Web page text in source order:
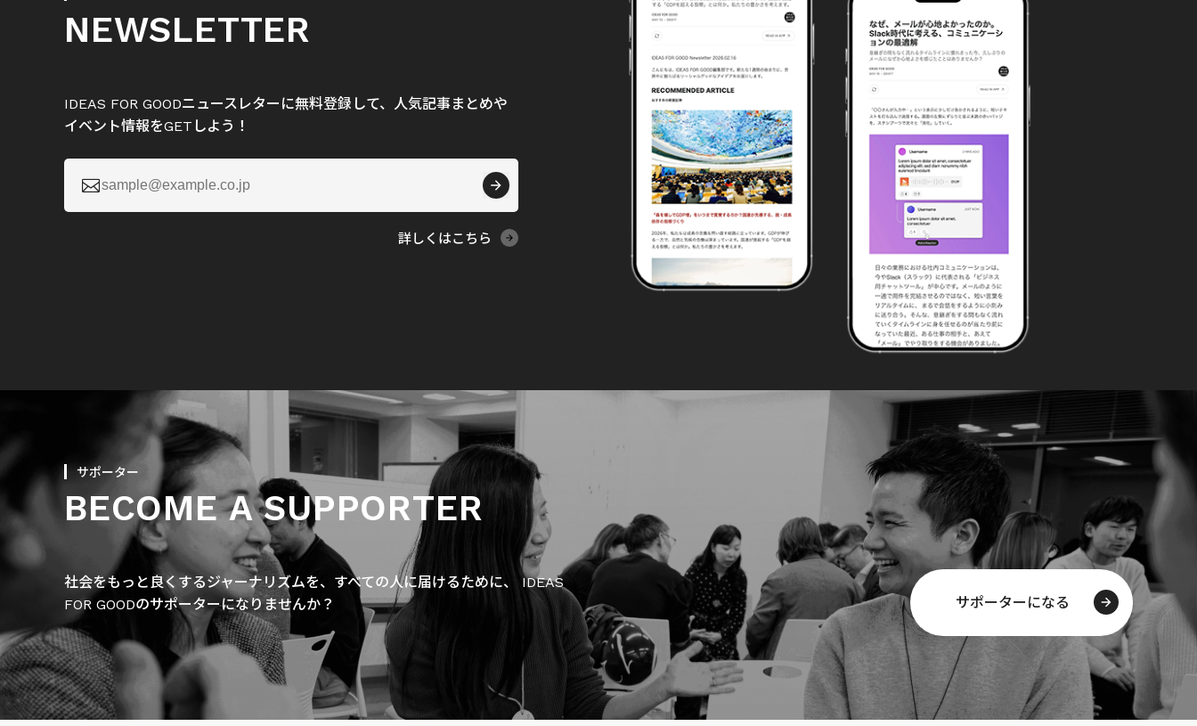
NEWSLETTER
IDEAS FOR GOODニュースレターに無料登録して、人気記事まとめや
イベント情報をGETしよう！

詳しくはこちら
サポーター
BECOME A SUPPORTER
社会をもっと良くするジャーナリズムを、すべての人に届けるために、 IDEAS
FOR GOODのサポーターになりませんか？
サポーターになる